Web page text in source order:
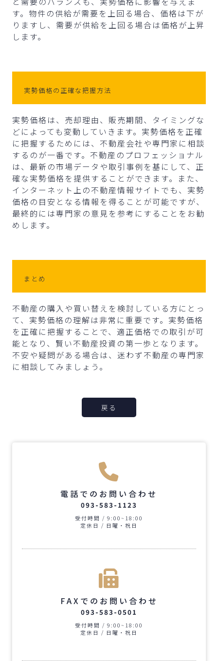
す。物件の供給が需要を上回る場合、価格は下が
りますし、需要が供給を上回る場合は価格が上昇
します。
実勢価格の正確な把握方法
実勢価格は、売却理由、販売期間、タイミングな
どによっても変動していきます。実勢価格を正確
に把握するためには、不動産会社や専門家に相談
するのが一番です。不動産のプロフェッショナル
は、最新の市場データや取引事例を基にして、正
確な実勢価格を提供することができます。また、
インターネット上の不動産情報サイトでも、実勢
価格の目安となる情報を得ることが可能ですが、
最終的には専門家の意見を参考にすることをお勧
めします。
まとめ
不動産の購入や買い替えを検討している方にとっ
て、実勢価格の理解は非常に重要です。実勢価格
を正確に把握することで、適正価格での取引が可
能となり、賢い不動産投資の第一歩となります。
不安や疑問がある場合は、迷わず不動産の専門家
に相談してみましょう。
戻る
電話でのお問い合わせ
093-583-1123
受付時間 / 9:00~18:00
定休日 / 日曜・祝日
FAXでのお問い合わせ
093-583-0501
受付時間 / 9:00~18:00
定休日 / 日曜・祝日